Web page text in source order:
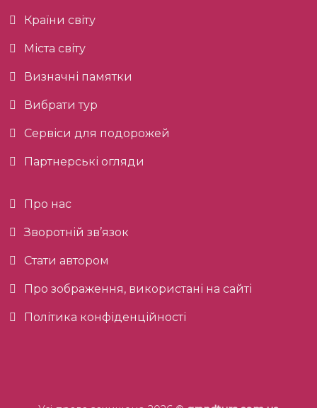
Країни світу
Міста світу
Визначні памятки
Вибрати тур
Сервіси для подорожей
Партнерські огляди
Про нас
Зворотній зв’язок
Стати автором
Про зображення, використані на сайті
Політика конфіденційності